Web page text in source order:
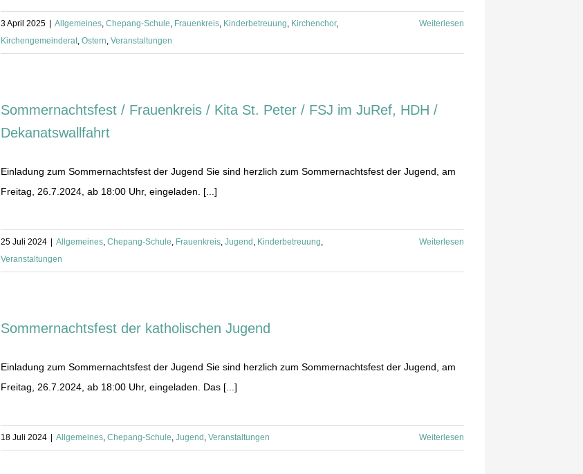
3 April 2025 Allgemeines, Chepang-Schule, Frauenkreis, Kinderbetreuung, Kirchenchor,
Kirchengemeinderat, Ostern, Veranstaltungen
Weiterlesen
Sommernachtsfest / Frauenkreis / Kita St. Peter / FSJ im JuRef, HDH /
Dekanatswallfahrt
Einladung zum Sommernachtsfest der Jugend Sie sind herzlich zum Sommernachtsfest der Jugend, am
Freitag, 26.7.2024, ab 18:00 Uhr, eingeladen. [...]
25 Juli 2024 Allgemeines, Chepang-Schule, Frauenkreis, Jugend , Kinderbetreuung,
Veranstaltungen
Weiterlesen
Sommernachtsfest der katholischen Jugend
Einladung zum Sommernachtsfest der Jugend Sie sind herzlich zum Sommernachtsfest der Jugend, am
Freitag, 26.7.2024, ab 18:00 Uhr, eingeladen. Das [...]
18 Juli 2024 Allgemeines, Chepang-Schule, Jugend , Veranstaltungen Weiterlesen